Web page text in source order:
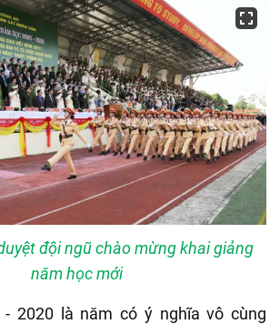
đội ngũ chào mừng khai giảng
năm học mới
- 2020 là năm có ý nghĩa vô cùng